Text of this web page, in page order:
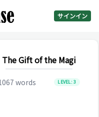
サインイン
The Gift of the Magi
words LEVEL:3